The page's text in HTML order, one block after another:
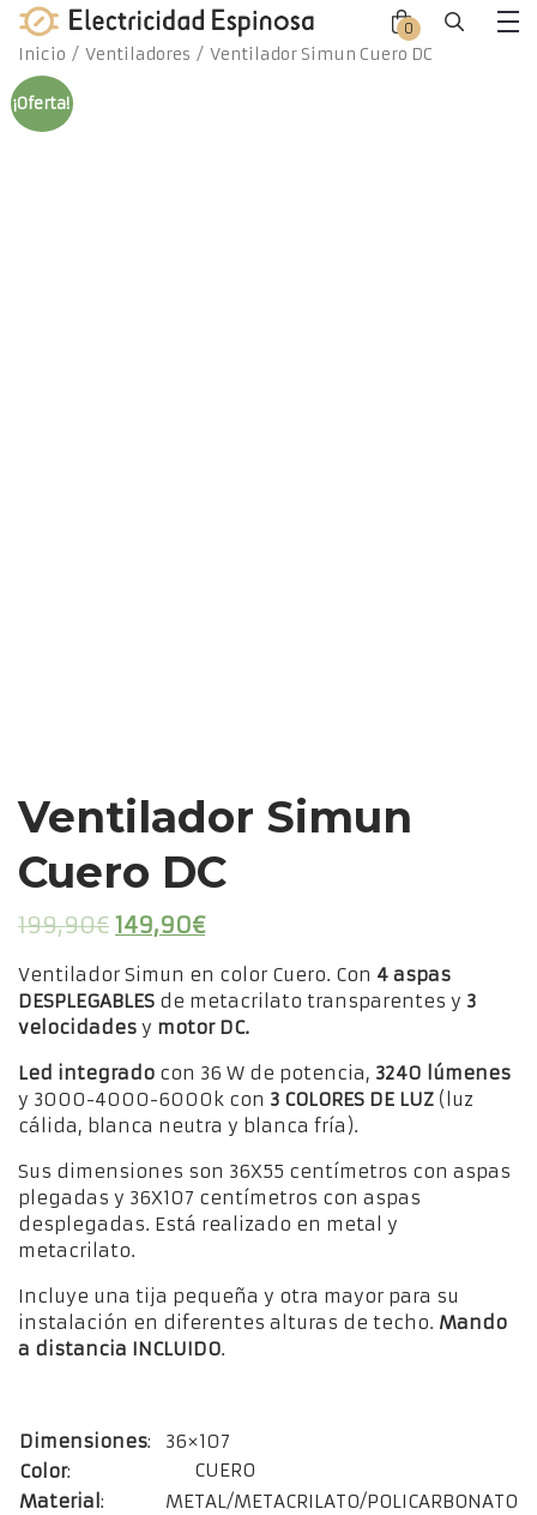
Skip
content
0
Inicio / Ventiladores / Ventilador Simun Cuero DC
¡Oferta!
Ventilador Simun
Cuero DC
199,90€ El
original
era:
199,90€.
149,90€El
actual
es:
149,90€.
Ventilador Simun en color Cuero. Con 4 aspas
DESPLEGABLES de metacrilato transparentes y 3
velocidades y motor DC.
Led integrado con 36 W de potencia, 3240 lúmenes
y 3000-4000-6000k con 3 COLORES DE LUZ (luz
cálida, blanca neutra y blanca fría).
Sus dimensiones son 36X55 centímetros con aspas
plegadas y 36X107 centímetros con aspas
desplegadas. Está realizado en metal y
metacrilato.
Incluye una tija pequeña y otra mayor para su
instalación en diferentes alturas de techo. Mando
a distancia INCLUIDO.
Dimensiones:
36×107
Color:
CUERO
Material :
METAL/METACRILATO/POLICARBONATO
Close
Close